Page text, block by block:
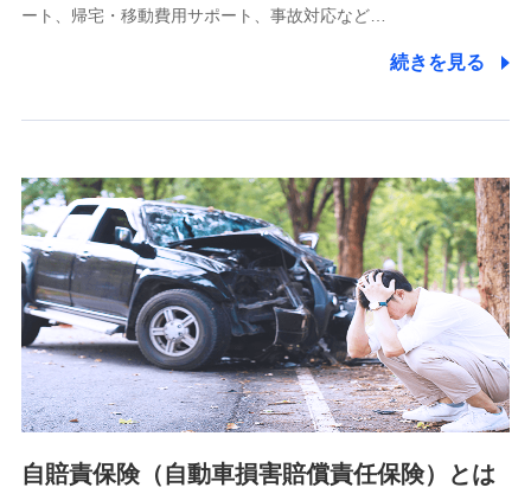
11.マイカー通勤管理クラウド並びに法人向けASPサー
をお送りするため
分析するため
当社の対応品質向上やお問い合わせ内容の正確な把握のため
個人情報保護管理者の職名、連絡先
株式会社ドコモ・インシュアランス 営業部長
〒103-0013 東京都中央区日本橋人形町2-14-10 アーバン
ネット日本橋ビル 3F
株式会社ドコモ・インシュアランス
個人情報の第三者提供について
除き、第三者に提供いたしません。
ート、帰宅・移動費用サポート、事故対応など…
続きを見る
自賠責保険（自動車損害賠償責任保険）とは